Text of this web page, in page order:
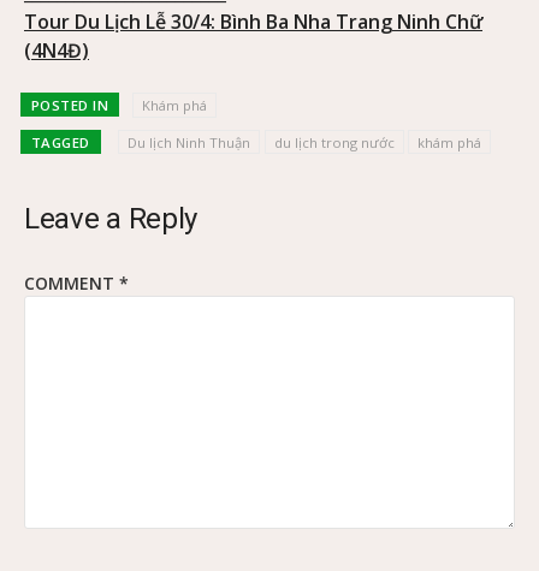
Tour Du Lịch Lễ 30/4: Bình Ba Nha Trang Ninh Chữ
(4N4Đ)
POSTED IN Khám phá
TAGGED Du lịch Ninh Thuận du lịch trong nước khám phá
Leave a Reply
COMMENT *